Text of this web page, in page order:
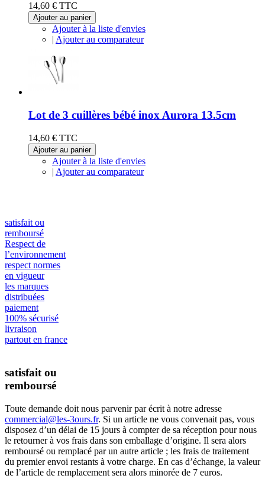
14,60 € TTC
Ajouter au panier
Ajouter à la liste d'envies
| Ajouter au comparateur
Lot de 3 cuillères bébé inox Aurora 13.5cm
14,60 € TTC
Ajouter au panier
Ajouter à la liste d'envies
| Ajouter au comparateur
satisfait ou
remboursé
Respect de
l’environnement
respect normes
en vigueur
les marques
distribuées
paiement
100% sécurisé
livraison
partout en france
satisfait ou
remboursé
Toute demande doit nous parvenir par écrit à notre adresse
commercial@les-3ours.fr. Si un article ne vous convenait pas, vous
disposez d’un délai de 15 jours à compter de sa réception pour nous
le retourner à vos frais dans son emballage d’origine. Il sera alors
remboursé ou remplacé par un autre article ; les frais de traitement
du premier envoi restants à votre charge. En cas d’échange, la valeur
de l’article de remplacement sera alors minorée de 7 euros.